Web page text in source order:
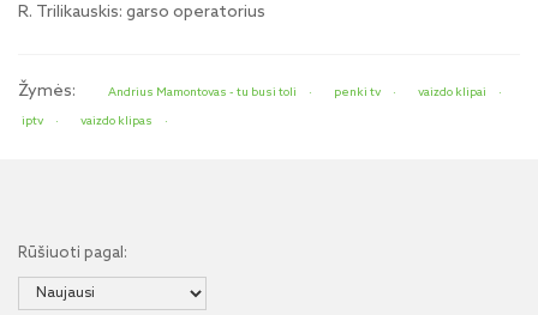
R. Trilikauskis: garso operatorius
Žymės: Andrius Mamontovas - tu busi toli penki tv
vaizdo klipai
iptv
vaizdo klipas
Rūšiuoti pagal: